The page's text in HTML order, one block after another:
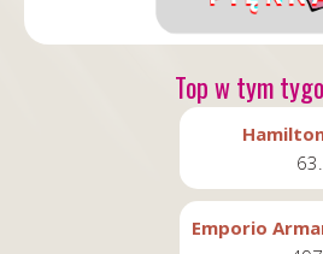
Top w tym
Emporio